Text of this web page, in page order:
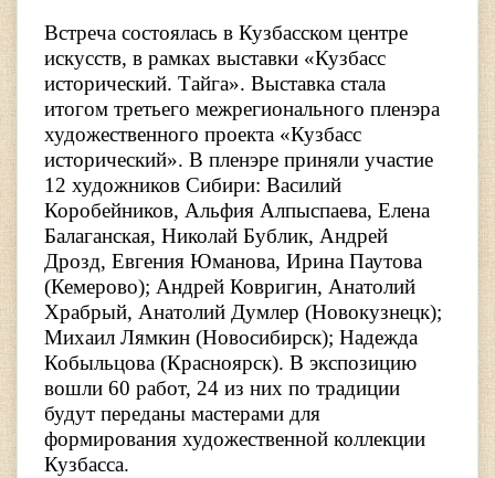
Встреча состоялась в Кузбасском центре
искусств, в рамках выставки «Кузбасс
исторический. Тайга». Выставка стала
итогом третьего межрегионального пленэра
художественного проекта «Кузбасс
исторический». В пленэре приняли участие
12 художников Сибири: Василий
Коробейников, Альфия Алпыспаева, Елена
Балаганская, Николай Бублик, Андрей
Дрозд, Евгения Юманова, Ирина Паутова
(Кемерово); Андрей Ковригин, Анатолий
Храбрый, Анатолий Думлер (Новокузнецк);
Михаил Лямкин (Новосибирск); Надежда
Кобыльцова (Красноярск). В экспозицию
вошли 60 работ, 24 из них по традиции
будут переданы мастерами для
формирования художественной коллекции
Кузбасса.